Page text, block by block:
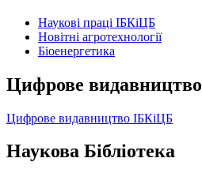
Наукові праці ІБКіЦБ
Новітні агротехнології
Бiоенергетика
Цифрове видавництво
Цифрове видавництво ІБКіЦБ
Наукова Бібліотека